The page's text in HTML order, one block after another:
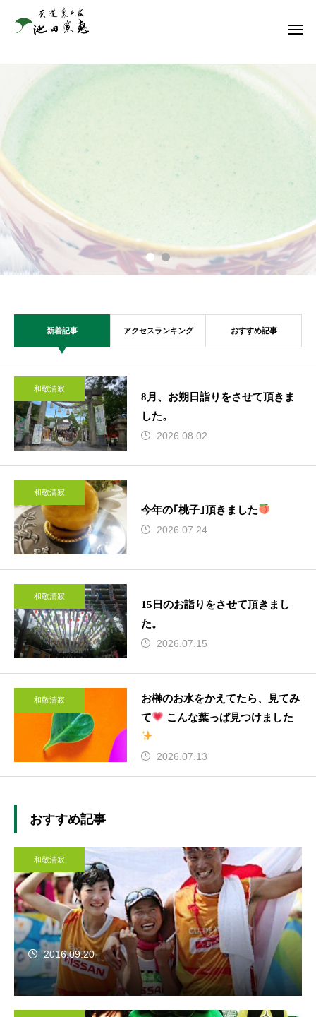
新着記事 アクセスランキング おすすめ記事
和敬清寂
8月、お朔日詣りをさせて頂きま
した。
2026.08.02
和敬清寂
今年の｢桃子｣頂きました
2026.07.24
和敬清寂
15日のお詣りをさせて頂きまし
た。
2026.07.15
和敬清寂
お榊のお水をかえてたら、見てみ
て
こんな葉っぱ見つけました
2026.07.13
おすすめ記事
和敬清寂
2016.09.20